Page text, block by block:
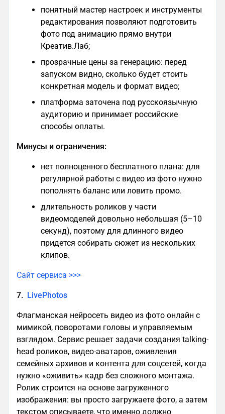
понятный мастер настроек и инструменты
редактирования позволяют подготовить
фото под анимацию прямо внутри
Креатив.Лаб;
прозрачные цены за генерацию: перед
запуском видно, сколько будет стоить
конкретная модель и формат видео;
платформа заточена под русскоязычную
аудиторию и принимает российские
способы оплаты.
Минусы и ограничения:
нет полноценного бесплатного плана: для
регулярной работы с видео из фото нужно
пополнять баланс или ловить промо.
длительность роликов у части
видеомоделей довольно небольшая (5–10
секунд), поэтому для длинного видео
придется собирать сюжет из нескольких
клипов.
Сайт сервиса >>>
7. LivePhotos
Флагманская нейросеть видео из фото онлайн с
мимикой, поворотами головы и управляемым
взглядом. Сервис решает задачи создания talking-
head роликов, видео-аватаров, оживления
семейных архивов и контента для соцсетей, когда
нужно «оживить» кадр без сложного монтажа.
Ролик строится на основе загруженного
изображения: вы просто загружаете фото, а затем
текстом описываете, что именно должно